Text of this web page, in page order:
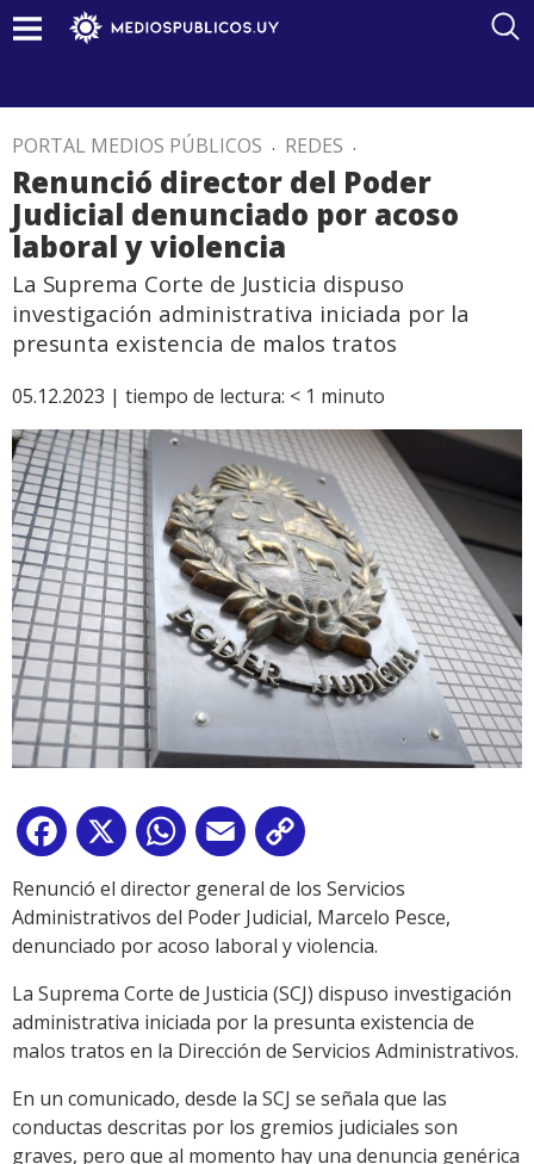
PORTAL MEDIOS PÚBLICOS . REDES .
Renunció director del Poder
Judicial denunciado por acoso
laboral y violencia
La Suprema Corte de Justicia dispuso
investigación administrativa iniciada por la
presunta existencia de malos tratos
05.12.2023 | tiempo de lectura: < 1 minuto
Facebook
X WhatsApp
Email
Link
Renunció el director general de los Servicios
Administrativos del Poder Judicial, Marcelo Pesce,
denunciado por acoso laboral y violencia.
La Suprema Corte de Justicia (SCJ) dispuso investigación
administrativa iniciada por la presunta existencia de
malos tratos en la Dirección de Servicios Administrativos.
En un comunicado, desde la SCJ se señala que las
conductas descritas por los gremios judiciales son
graves, pero que al momento hay una denuncia genérica